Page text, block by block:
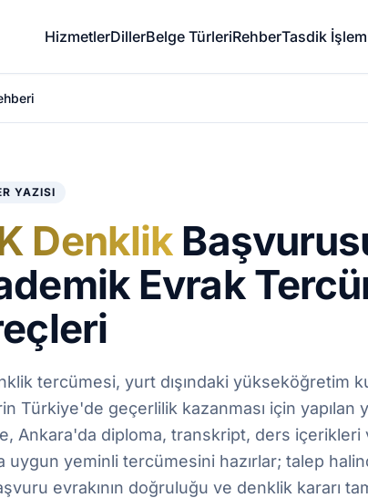
HizmetlerDillerBelge TürleriRehberTasdik
YAZISI
Denklik
Evrak
tercümesi, yurt dışındaki yükseköğretim
Türkiye'de geçerlilik kazanması için yapılan
Ankara'da diploma, transkript, ders
uygun yeminli tercümesini hazırlar; talep
evrakının doğruluğu ve denklik kararı